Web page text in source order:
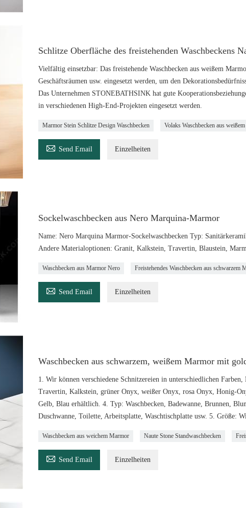
Schlitze Oberfläche des freistehenden Waschbeckens
Vielfältig einsetzbar: Das freistehende Waschbecken aus weißem
Geschäftsräumen usw. eingesetzt werden, um den
Das Unternehmen STONEBATHSINK hat gute
in verschiedenen High-End-Projekten eingesetzt werden.
Marmor Stein Schlitze Design Waschbecken Volaks Waschbecken aus
 Send Email Einzelheiten
Sockelwaschbecken aus Nero Marquina-Marmor
Name: Nero Marquina Marmor-Sockelwaschbecken Typ:
Andere Materialoptionen: Granit, Kalkstein, Travertin, Blaustein,
Waschbecken aus Marmor Nero Freistehendes Waschbecken aus schwarzem
 Send Email Einzelheiten
Waschbecken aus schwarzem, weißem Marmor mit
1. Wir können verschiedene Schnitzereien in unterschiedlichen
Travertin, Kalkstein, grüner Onyx, weißer Onyx, rosa Onyx, Honig-
Gelb, Blau erhältlich. 4. Typ: Waschbecken, Badewanne, Brunnen,
Duschwanne, Toilette, Arbeitsplatte, Waschtischplatte usw. 5. Größe:
Waschbecken aus weichem Marmor Naute Stone Standwaschbecken
 Send Email Einzelheiten